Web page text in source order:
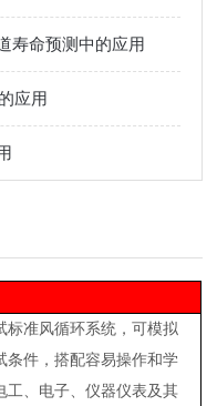
寿命预测中的应用
应用
标准风循环系统，可模拟
条件，搭配容易操作和学
工、电子、仪器仪表及其